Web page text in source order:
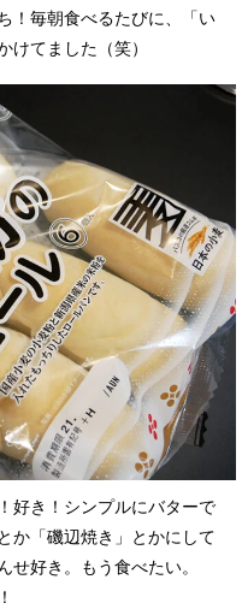
！毎朝食べるたびに、「い
けてました（笑）
好き！シンプルにバターで
か「磯辺焼き」とかにして
せ好き。もう食べたい。